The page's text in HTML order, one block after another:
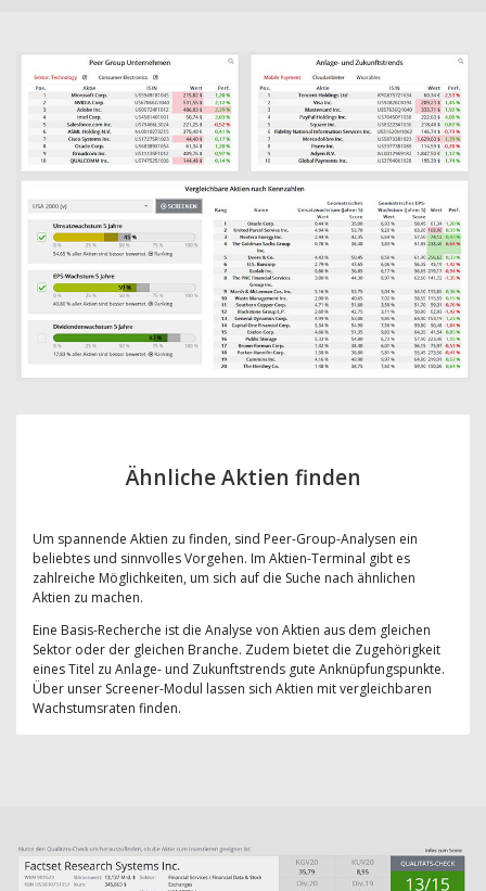
Ähnliche Aktien finden
Um spannende Aktien zu finden, sind Peer-Group-Analysen ein
beliebtes und sinnvolles Vorgehen. Im Aktien-Terminal gibt es
zahlreiche Möglichkeiten, um sich auf die Suche nach ähnlichen
Aktien zu machen.
Eine Basis-Recherche ist die Analyse von Aktien aus dem gleichen
Sektor oder der gleichen Branche. Zudem bietet die Zugehörigkeit
eines Titel zu Anlage- und Zukunftstrends gute Anknüpfungspunkte.
Über unser Screener-Modul lassen sich Aktien mit vergleichbaren
Wachstumsraten finden.